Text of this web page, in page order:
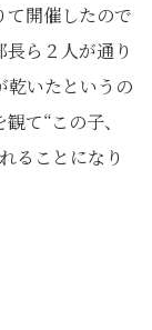
て開催したので
ら２人が通り
乾いたというの
て“この子、
ることになり